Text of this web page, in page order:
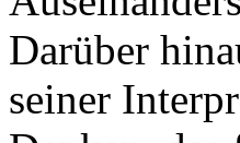
Darüber
seiner